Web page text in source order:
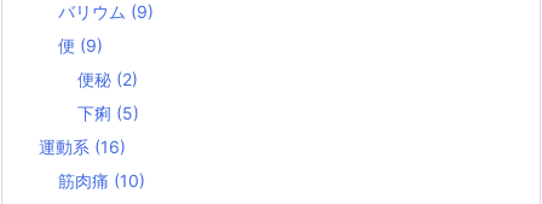
バリウム (9)
便 (9)
便秘 (2)
下痢 (5)
運動系 (16)
筋肉痛 (10)